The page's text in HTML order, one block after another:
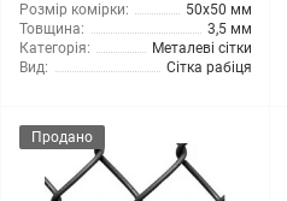
Розмір комірки:
50x50 мм
Товщина:
3,5 мм
Категорія:
Металеві сітки
Вид:
Сітка рабіця
Продано